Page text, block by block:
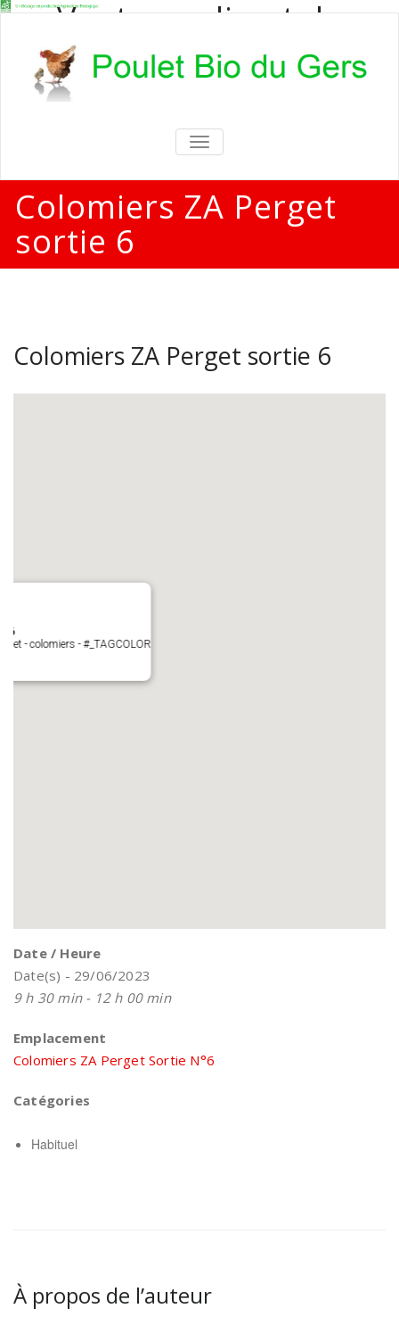
Vente en direct de
poulets bio
Vente en direct de poulets bio aux
particuliers et professionnels
TOGGLE
NAVIGATION
Colomiers ZA Perget
sortie 6
Colomiers ZA Perget sortie 6
- colomiers - #_TAGCOLOR
Date / Heure
Date(s) - 29/06/2023
9 h 30 min - 12 h 00 min
Emplacement
Colomiers ZA Perget Sortie N°6
Catégories
Habituel
À propos de l’auteur